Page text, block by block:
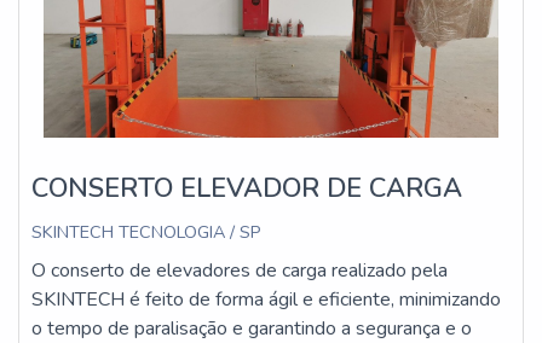
CONSERTO ELEVADOR DE CARGA
SKINTECH TECNOLOGIA / SP
O conserto de elevadores de carga realizado pela
SKINTECH é feito de forma ágil e eficiente, minimizando
o tempo de paralisação e garantindo a segurança e o